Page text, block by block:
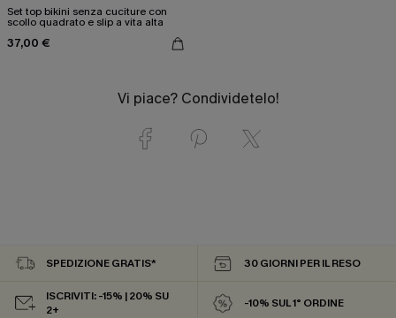
Set top bikini senza cuciture con
scollo quadrato e slip a vita alta
37,00 €
Vi piace? Condividetelo!
SPEDIZIONE GRATIS* 30 GIORNI PER IL RESO
ISCRIVITI: -15% | 20% SU
2+
-10% SUL 1° ORDINE